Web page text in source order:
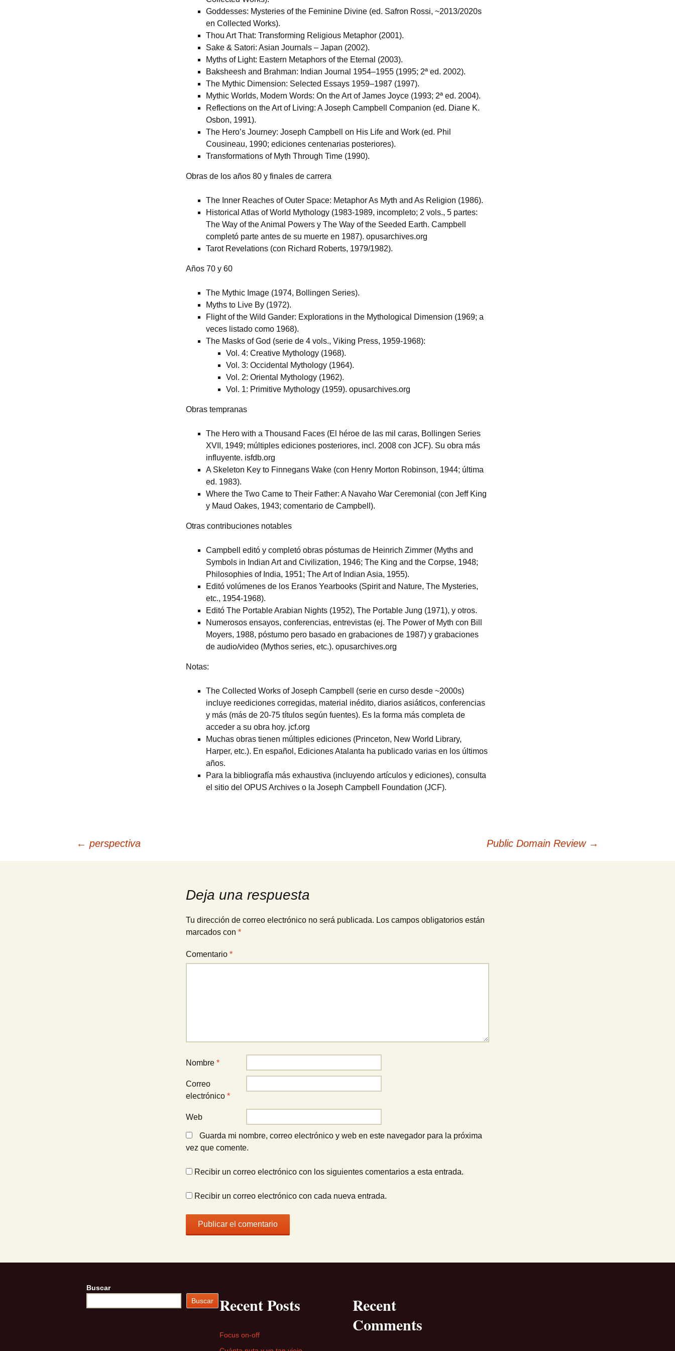
Goddesses: Mysteries of the Feminine Divine (ed. Safron Rossi, ~2013/2020s
en Collected Works).
Thou Art That: Transforming Religious Metaphor (2001).
Sake & Satori: Asian Journals – Japan (2002).
Myths of Light: Eastern Metaphors of the Eternal (2003).
Baksheesh and Brahman: Indian Journal 1954–1955 (1995; 2ª ed. 2002).
The Mythic Dimension: Selected Essays 1959–1987 (1997).
Mythic Worlds, Modern Words: On the Art of James Joyce (1993; 2ª ed. 2004).
Reflections on the Art of Living: A Joseph Campbell Companion (ed. Diane K.
Osbon, 1991).
The Hero’s Journey: Joseph Campbell on His Life and Work (ed. Phil
Cousineau, 1990; ediciones centenarias posteriores).
Transformations of Myth Through Time (1990).
Obras de los años 80 y finales de carrera
The Inner Reaches of Outer Space: Metaphor As Myth and As Religion (1986).
Historical Atlas of World Mythology (1983-1989, incompleto; 2 vols., 5 partes:
The Way of the Animal Powers y The Way of the Seeded Earth. Campbell
completó parte antes de su muerte en 1987). opusarchives.org
Tarot Revelations (con Richard Roberts, 1979/1982).
Años 70 y 60
The Mythic Image (1974, Bollingen Series).
Myths to Live By (1972).
Flight of the Wild Gander: Explorations in the Mythological Dimension (1969; a
veces listado como 1968).
The Masks of God (serie de 4 vols., Viking Press, 1959-1968):
Vol. 4: Creative Mythology (1968).
Vol. 3: Occidental Mythology (1964).
Vol. 2: Oriental Mythology (1962).
Vol. 1: Primitive Mythology (1959). opusarchives.org
Obras tempranas
The Hero with a Thousand Faces (El héroe de las mil caras, Bollingen Series
XVII, 1949; múltiples ediciones posteriores, incl. 2008 con JCF). Su obra más
influyente. isfdb.org
A Skeleton Key to Finnegans Wake (con Henry Morton Robinson, 1944; última
ed. 1983).
Where the Two Came to Their Father: A Navaho War Ceremonial (con Jeff King
y Maud Oakes, 1943; comentario de Campbell).
Otras contribuciones notables
Campbell editó y completó obras póstumas de Heinrich Zimmer (Myths and
Symbols in Indian Art and Civilization, 1946; The King and the Corpse, 1948;
Philosophies of India, 1951; The Art of Indian Asia, 1955).
Editó volúmenes de los Eranos Yearbooks (Spirit and Nature, The Mysteries,
etc., 1954-1968).
Editó The Portable Arabian Nights (1952), The Portable Jung (1971), y otros.
Numerosos ensayos, conferencias, entrevistas (ej. The Power of Myth con Bill
Moyers, 1988, póstumo pero basado en grabaciones de 1987) y grabaciones
de audio/video (Mythos series, etc.). opusarchives.org
Notas:
The Collected Works of Joseph Campbell (serie en curso desde ~2000s)
incluye reediciones corregidas, material inédito, diarios asiáticos, conferencias
y más (más de 20-75 títulos según fuentes). Es la forma más completa de
acceder a su obra hoy. jcf.org
Muchas obras tienen múltiples ediciones (Princeton, New World Library,
Harper, etc.). En español, Ediciones Atalanta ha publicado varias en los últimos
años.
Para la bibliografía más exhaustiva (incluyendo artículos y ediciones), consulta
el sitio del OPUS Archives o la Joseph Campbell Foundation (JCF).
Navegación
← perspectiva Public Domain Review →
Deja una respuesta
Tu dirección de correo electrónico no será publicada. Los campos obligatorios están
marcados con *
Comentario *
Nombre *
Correo
electrónico *
Web
Guarda mi nombre, correo electrónico y web en este navegador para la próxima
vez que comente.
Recibir un correo electrónico con los siguientes comentarios a esta entrada.
Recibir un correo electrónico con cada nueva entrada.
Buscar
Buscar
Recent Posts
Focus on-off
Recent
Comments